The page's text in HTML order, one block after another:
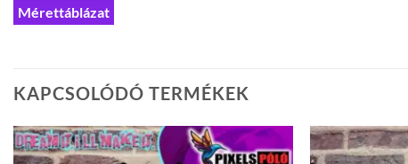
Mérettáblázat
KAPCSOLÓDÓ TERMÉKEK